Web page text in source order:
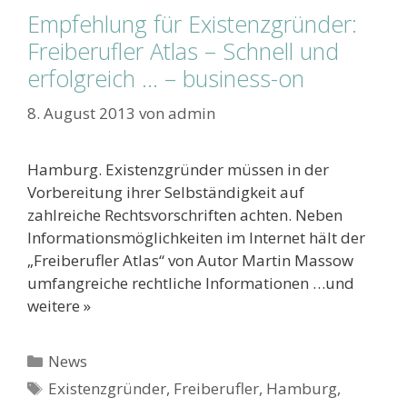
Empfehlung für Existenzgründer:
Freiberufler Atlas – Schnell und
erfolgreich … – business-on
8. August 2013 von admin
Hamburg. Existenzgründer müssen in der
Vorbereitung ihrer Selbständigkeit auf
zahlreiche Rechtsvorschriften achten. Neben
Informationsmöglichkeiten im Internet hält der
„Freiberufler Atlas“ von Autor Martin Massow
umfangreiche rechtliche Informationen …und
weitere »
Kategorien
News
Schlagwörter
Existenzgründer, Freiberufler, Hamburg,